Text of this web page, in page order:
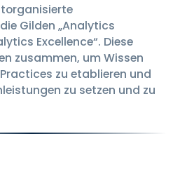
Gilden „Analytics
Excellence“. Diese
zusammen, um Wissen
zu etablieren und
zu setzen und zu